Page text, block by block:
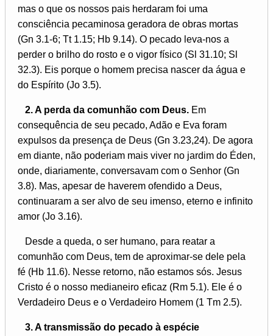
mas o que os nossos pais herdaram foi uma
consciência pecaminosa geradora de obras mortas
(Gn 3.1-6; Tt 1.15; Hb 9.14). O pecado leva-nos a
perder o brilho do rosto e o vigor físico (Sl 31.10; Sl
32.3). Eis porque o homem precisa nascer da água e
do Espírito (Jo 3.5).
2. A perda da comunhão com Deus. Em
consequência de seu pecado, Adão e Eva foram
expulsos da presença de Deus (Gn 3.23,24). De agora
em diante, não poderiam mais viver no jardim do Éden,
onde, diariamente, conversavam com o Senhor (Gn
3.8). Mas, apesar de haverem ofendido a Deus,
continuaram a ser alvo de seu imenso, eterno e infinito
amor (Jo 3.16).
Desde a queda, o ser humano, para reatar a
comunhão com Deus, tem de aproximar-se dele pela
fé (Hb 11.6). Nesse retorno, não estamos sós. Jesus
Cristo é o nosso medianeiro eficaz (Rm 5.1). Ele é o
Verdadeiro Deus e o Verdadeiro Homem (1 Tm 2.5).
3. A transmissão do pecado à espécie